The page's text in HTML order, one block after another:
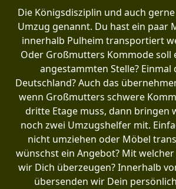
Die Königsdisziplin und auch
Umzug genannt. Du hast ein paar
innerhalb Pulheim transportiert
Oder Großmutters Kommode soll
angestammten Stelle? Einmal
Deutschland? Auch das
wenn Großmutters schwere
dritte Etage muss, dann bringen
noch zwei Umzugshelfer mit.
nicht umziehen oder Möbel
wünschst ein Angebot? Mit
wir Dich überzeugen? Innerhalb
übersenden wir Dein